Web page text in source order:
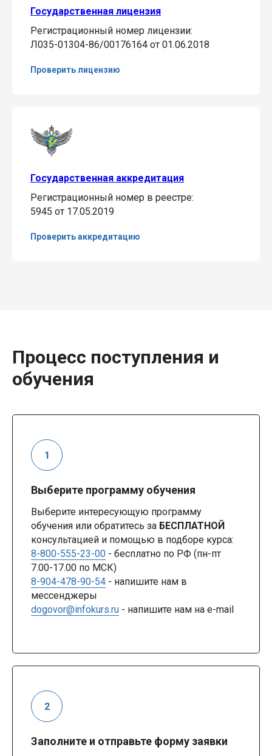
Государственная лицензия
Регистрационный номер лицензии:
Л035-01304-86/00176164 от 01.06.2018
Проверить лицензию
Государственная аккредитация
Регистрационный номер в реестре:
5945 от 17.05.2019
Проверить аккредитацию
Процесс поступления и
обучения
Выберите программу обучения
Выберите интересующую программу
обучения или обратитесь за БЕСПЛАТНОЙ
консультацией и помощью в подборе курса:
8-800-555-23-00 - бесплатно по РФ (пн-пт
7.00-17.00 по МСК)
8-904-478-90-54 - напишите нам в
мессенджеры
dogovor@infokurs.ru - напишите нам на e-mail
Заполните и отправьте форму заявки